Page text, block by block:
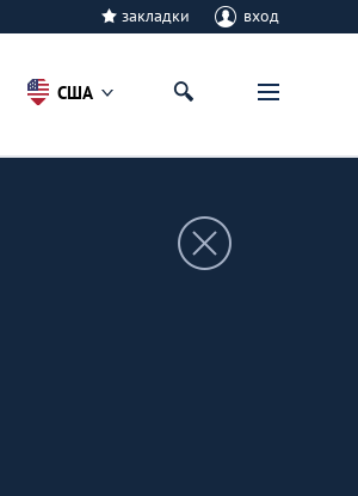
закладки вход
США